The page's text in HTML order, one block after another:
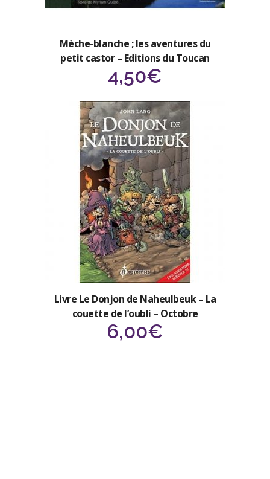
Mèche-blanche ; les aventures du
petit castor – Editions du Toucan
4,50€
Livre Le Donjon de Naheulbeuk – La
couette de l’oubli – Octobre
6,00€